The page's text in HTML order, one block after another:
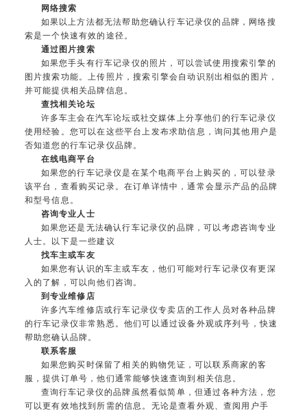
网络搜索
如果以上方法都无法帮助您确认行车记录仪的品牌，网络搜
索是一个快速有效的途径。
通过图片搜索
如果您手头有行车记录仪的照片，可以尝试使用搜索引擎的
图片搜索功能。上传照片，搜索引擎会自动识别出相似的图片，
并可能提供相关品牌信息。
查找相关论坛
许多车主会在汽车论坛或社交媒体上分享他们的行车记录仪
使用经验。您可以在这些平台上发布求助信息，询问其他用户是
否知道您的行车记录仪品牌。
在线电商平台
如果您的行车记录仪是在某个电商平台上购买的，可以登录
该平台，查看购买记录。在订单详情中，通常会显示产品的品牌
和型号信息。
咨询专业人士
如果您还是无法确认行车记录仪的品牌，可以考虑咨询专业
人士。以下是一些建议
找车主或车友
如果您有认识的车主或车友，他们可能对行车记录仪有更深
入的了解，可以向他们咨询。
到专业维修店
许多汽车维修店或行车记录仪专卖店的工作人员对各种品牌
的行车记录仪非常熟悉。他们可以通过设备外观或序列号，快速
帮助您确认品牌。
联系客服
如果您购买时保留了相关的购物凭证，可以联系商家的客
服，提供订单号，他们通常能够快速查询到相关信息。
查询行车记录仪的品牌虽然看似简单，但通过各种方法，您
可以更有效地找到所需的信息。无论是查看外观、查阅用户手